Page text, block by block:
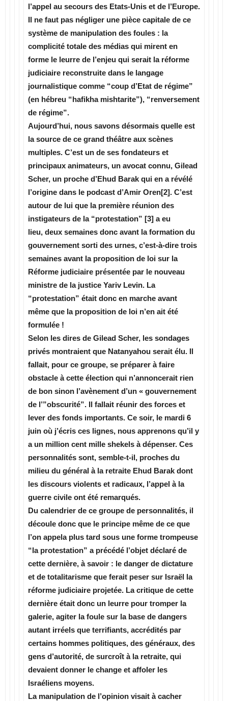
l’appel au secours des Etats-Unis et de l’Europe.
Il ne faut pas négliger une pièce capitale de ce
système de manipulation des foules : la
complicité totale des médias qui mirent en
forme le leurre de l’enjeu qui serait la réforme
judiciaire reconstruite dans le langage
journalistique comme “coup d’Etat de régime”
(en hébreu “hafikha mishtarite”), “renversement
de régime”.
Aujourd’hui, nous savons désormais quelle est
la source de ce grand théâtre aux scènes
multiples. C’est un de ses fondateurs et
principaux animateurs, un avocat connu, Gilead
Scher, un proche d’Ehud Barak qui en a révélé
l’origine dans le podcast d’Amir Oren[2]. C’est
autour de lui que la première réunion des
instigateurs de la “protestation” [3] a eu
lieu, deux semaines donc avant la formation du
gouvernement sorti des urnes, c’est-à-dire trois
semaines avant la proposition de loi sur la
Réforme judiciaire présentée par le nouveau
ministre de la justice Yariv Levin. La
“protestation” était donc en marche avant
même que la proposition de loi n’en ait été
formulée !
Selon les dires de Gilead Scher, les sondages
privés montraient que Natanyahou serait élu. Il
fallait, pour ce groupe, se préparer à faire
obstacle à cette élection qui n’annoncerait rien
de bon sinon l’avènement d’un « gouvernement
de l’”obscurité”. Il fallait réunir des forces et
lever des fonds importants. Ce soir, le mardi 6
juin où j’écris ces lignes, nous apprenons qu’il y
a un million cent mille shekels à dépenser. Ces
personnalités sont, semble-t-il, proches du
milieu du général à la retraite Ehud Barak dont
les discours violents et radicaux, l’appel à la
guerre civile ont été remarqués.
Du calendrier de ce groupe de personnalités, il
découle donc que le principe même de ce que
l’on appela plus tard sous une forme trompeuse
“la protestation” a précédé l’objet déclaré de
cette dernière, à savoir : le danger de dictature
et de totalitarisme que ferait peser sur Israël la
réforme judiciaire projetée. La critique de cette
dernière était donc un leurre pour tromper la
galerie, agiter la foule sur la base de dangers
autant irréels que terrifiants, accrédités par
certains hommes politiques, des généraux, des
gens d’autorité, de surcroît à la retraite, qui
devaient donner le change et affoler les
Israéliens moyens.
La manipulation de l’opinion visait à cacher